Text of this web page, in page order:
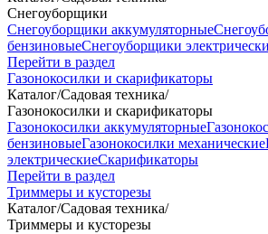
Снегоуборщики
Снегоуборщики аккумуляторные
бензиновыеСнегоуборщики
Перейти в раздел
Газонокосилки и скарификаторы
Каталог/Садовая техника/
Газонокосилки и скарификаторы
Газонокосилки аккумуляторные
бензиновыеГазонокосилки механические
электрическиеСкарификаторы
Перейти в раздел
Триммеры и кусторезы
Каталог/Садовая техника/
Триммеры и кусторезы